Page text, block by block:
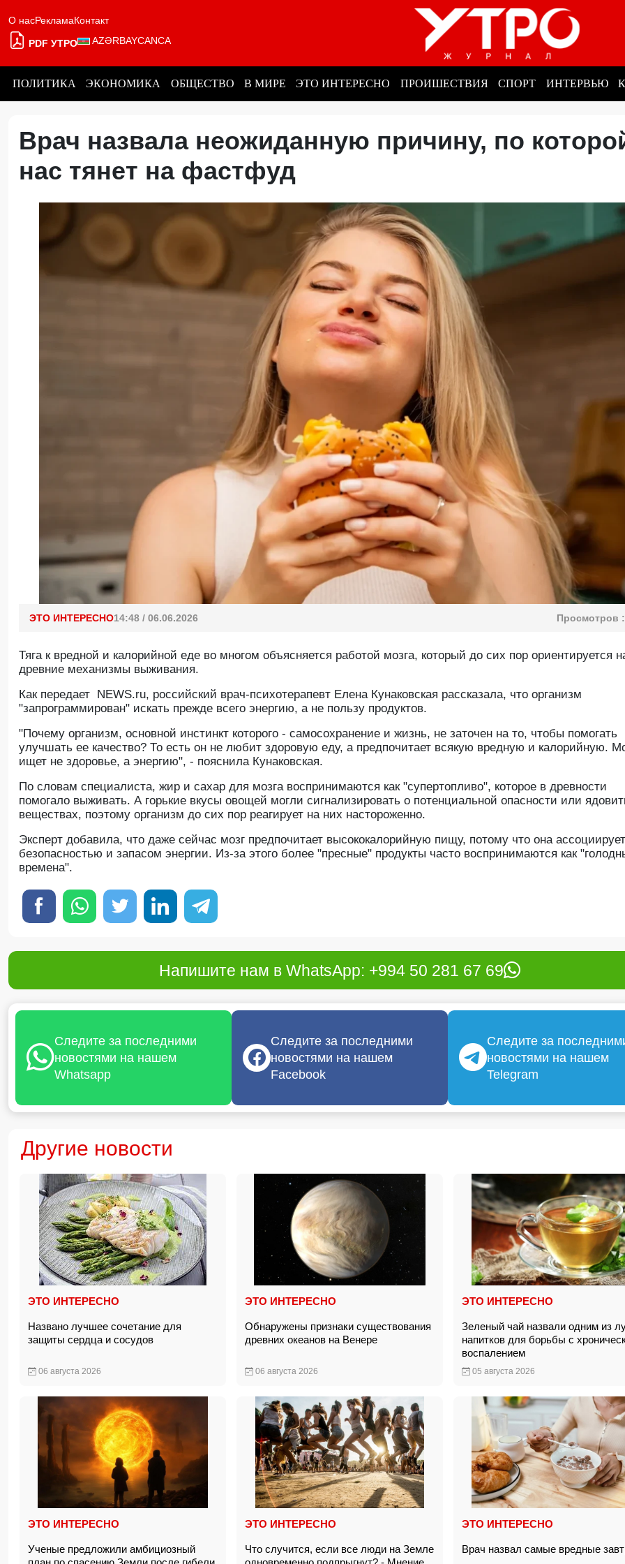
О насРекламаКонтакт
PDF УТРО AZƏRBAYCANCA
ПОЛИТИКА ЭКОНОМИКА ОБЩЕСТВО В МИРЕ ЭТО ИНТЕРЕСНО ПРОИШЕСТВИЯ СПОРТ ИНТЕРВЬЮ
Врач назвала неожиданную причину, по
нас тянет на фастфуд
ЭТО ИНТЕРЕСНО14:48 / 06.06.2026 Просмотров :
Тяга к вредной и калорийной еде во многом объясняется работой мозга, который до сих пор ориентируется
древние механизмы выживания.
Как передает NEWS.ru, российский врач-психотерапевт Елена Кунаковская рассказала, что организм
"запрограммирован" искать прежде всего энергию, а не пользу продуктов.
"Почему организм, основной инстинкт которого - самосохранение и жизнь, не заточен на то, чтобы помогать
улучшать ее качество? То есть он не любит здоровую еду, а предпочитает всякую вредную и калорийную.
ищет не здоровье, а энергию", - пояснила Кунаковская.
По словам специалиста, жир и сахар для мозга воспринимаются как "супертопливо", которое в древности
помогало выживать. А горькие вкусы овощей могли сигнализировать о потенциальной опасности или
веществах, поэтому организм до сих пор реагирует на них настороженно.
Эксперт добавила, что даже сейчас мозг предпочитает высококалорийную пищу, потому что она
безопасностью и запасом энергии. Из-за этого более "пресные" продукты часто воспринимаются как
времена".
Напишите нам в WhatsApp: +994 50 281 67 69
Следите за последними
новостями на нашем
Whatsapp
Следите за последними
новостями на нашем
Facebook
Следите за
новостями на нашем
Telegram
Другие новости
ЭТО ИНТЕРЕСНО
Названо лучшее сочетание для
защиты сердца и сосудов
06 августа 2026
ЭТО ИНТЕРЕСНО
Обнаружены признаки существования
древних океанов на Венере
06 августа 2026
ЭТО ИНТЕРЕСНО
Зеленый чай назвали одним из
напитков для борьбы с
воспалением
05 августа 2026
ЭТО ИНТЕРЕСНО
Ученые предложили амбициозный
ЭТО ИНТЕРЕСНО
Что случится, если все люди на Земле
ЭТО ИНТЕРЕСНО
Врач назвал самые вредные